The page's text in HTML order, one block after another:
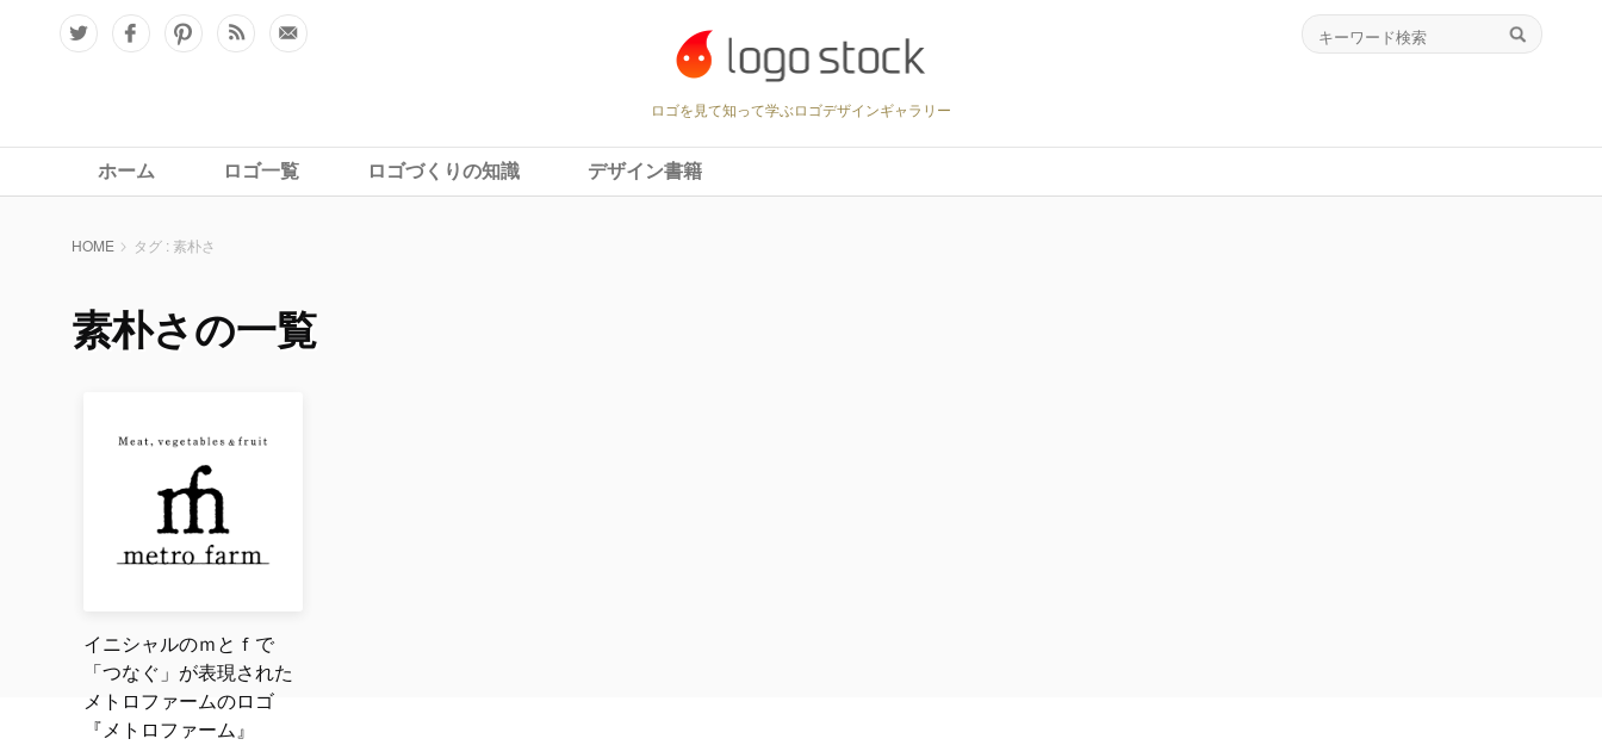
ロゴを見て知って学ぶロゴデザインギャラリー
ホーム ロゴ一覧 ロゴづくりの知識 デザイン書籍
HOME タグ : 素朴さ
素朴さの一覧
イニシャルのｍとｆで
「つなぐ」が表現された
メトロファームのロゴ
『メトロファーム』